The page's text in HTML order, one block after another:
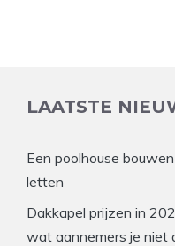
LAATSTE
Een poolhouse
letten
Dakkapel prijzen in
wat aannemers je niet